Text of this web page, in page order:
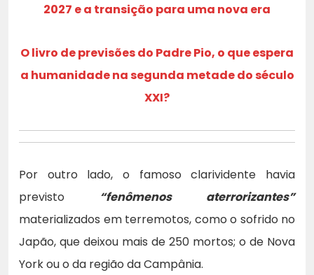
2027 e a transição para uma nova era
O livro de previsões do Padre Pio, o que espera
a humanidade na segunda metade do século
XXI?
Por outro lado, o famoso clarividente havia
previsto “fenômenos aterrorizantes”
materializados em terremotos, como o sofrido no
Japão, que deixou mais de 250 mortos; o de Nova
York ou o da região da Campânia.